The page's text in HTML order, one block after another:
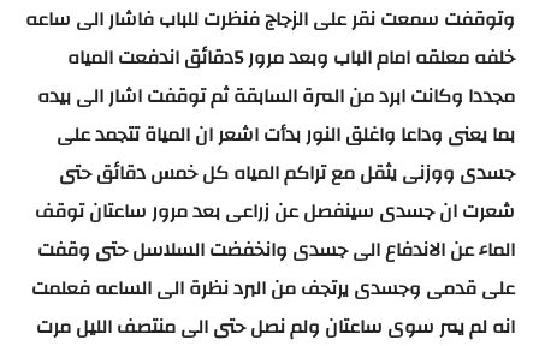
وتوقفت سمعت نقر على الزجاج فنظرت للباب فاشار الى ساعه
خلفه معلقه امام الباب وبعد مرور 5دقائق اندفعت المياه
مجددا وكانت ابرد من المرة السابقة ثم توقفت اشار الى بيده
بما يعنى وداعا واغلق النور بدأت اشعر ان المياة تتجمد على
جسدى ووزنى يثقل مع تراكم المياه كل خمس دقائق حتى
شعرت ان جسدى سينفصل عن زراعى بعد مرور ساعتان توقف
الماء عن الاندفاع الى جسدى وانخفضت السلاسل حتى وقفت
على قدمى وجسدى يرتجف من البرد نظرة الى الساعه فعلمت
انه لم يمر سوى ساعتان ولم نصل حتى الى منتصف الليل مرت